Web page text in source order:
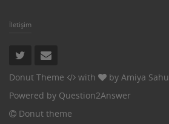
İletişim
Donut Theme with by Amiya Sahu
Powered by Question2Answer
Donut theme